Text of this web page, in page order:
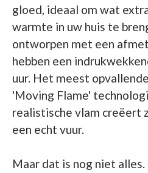
gloed, ideaal om wat
warmte in uw huis te
ontworpen met een
hebben een
uur. Het meest
'Moving Flame'
realistische vlam creëert
een echt vuur.
Maar dat is nog niet